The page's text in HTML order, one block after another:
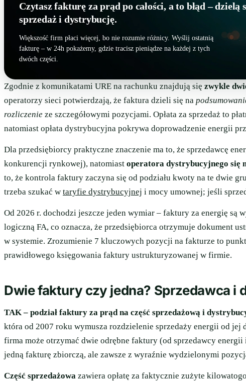
Czytasz fakturę za prąd po całości, a to błąd – dzielą
sprzedaż i dystrybucję.
Większość firm płaci więcej, bo nie rozumie różnicy. Wyślij ostatnią
fakturę – w 24h pokażemy, gdzie tracisz pieniądze na każdej z tych
dwóch części.
Zgodnie z komunikatami URE na rachunku znajdują się zwykle
operatorzy sieci potwierdzają, że faktura dzieli się na
rozliczenie ze szczegółowymi pozycjami. Opłata za sprzedaż to
natomiast opłata dystrybucyjna pokrywa doprowadzenie energii
Dla przedsiębiorcy praktyczne znaczenie ma to, że sprzedawcę
konkurencji rynkowej), natomiast operatora dystrybucyjnego się
to, że kontrola faktury zaczyna się od podziału kwoty na te dwie
trzeba szukać w taryfie dystrybucyjnej i mocy umownej; jeśli
Od 2026 r. dochodzi jeszcze jeden wymiar – faktury za energię są
logiczną FA, co oznacza, że przedsiębiorca otrzymuje dokument
w systemie. Zrozumienie 7 kluczowych pozycji na fakturze to
prawidłowego księgowania faktury ustrukturyzowanej w firmie.
Dwie faktury czy jedna? Sprzedawca i
TAK – podział faktury za prąd na część sprzedażową i
która od 2007 roku wymusza rozdzielenie sprzedaży energii od jej
firma może otrzymać dwie odrębne faktury (od sprzedawcy
jedną fakturę zbiorczą, ale zawsze z wyraźnie wydzielonymi
Część sprzedażowa zawiera opłatę za faktycznie zużyte